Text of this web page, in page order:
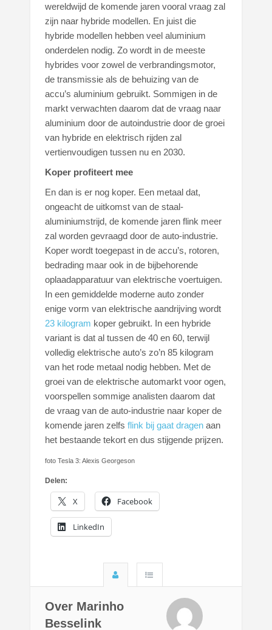
wereldwijd de komende jaren vooral vraag zal
zijn naar hybride modellen. En juist die
hybride modellen hebben veel aluminium
onderdelen nodig. Zo wordt in de meeste
hybrides voor zowel de verbrandingsmotor,
de transmissie als de behuizing van de
accu’s aluminium gebruikt. Sommigen in de
markt verwachten daarom dat de vraag naar
aluminium door de autoindustrie door de groei
van hybride en elektrisch rijden zal
vertienvoudigen tussen nu en 2030.
Koper profiteert mee
En dan is er nog koper. Een metaal dat,
ongeacht de uitkomst van de staal-
aluminiumstrijd, de komende jaren flink meer
zal worden gevraagd door de auto-industrie.
Koper wordt toegepast in de accu’s, rotoren,
bedrading maar ook in de bijbehorende
oplaadapparatuur van elektrische voertuigen.
In een gemiddelde moderne auto zonder
enige vorm van elektrische aandrijving wordt
23 kilogram koper gebruikt. In een hybride
variant is dat al tussen de 40 en 60, terwijl
volledig elektrische auto’s zo’n 85 kilogram
van het rode metaal nodig hebben. Met de
groei van de elektrische automarkt voor ogen,
voorspellen sommige analisten daarom dat
de vraag van de auto-industrie naar koper de
komende jaren zelfsflink bij gaat dragen aan
het bestaande tekort en dus stijgende prijzen.
foto Tesla 3: Alexis Georgeson
Delen:
X Facebook
LinkedIn
Over Marinho
Besselink